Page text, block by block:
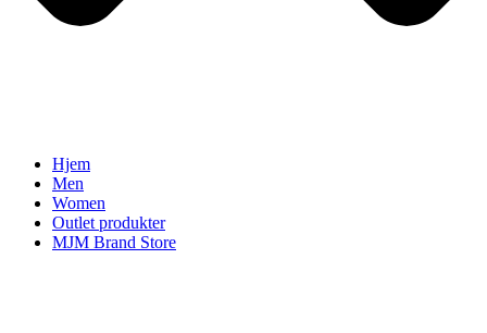
Hjem
Men
Women
Outlet produkter
MJM Brand Store